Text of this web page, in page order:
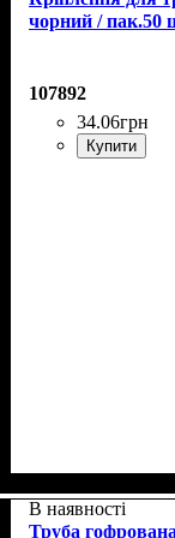
чорний / пак.50
107892
34.06грн
Купити
В наявності
Труба